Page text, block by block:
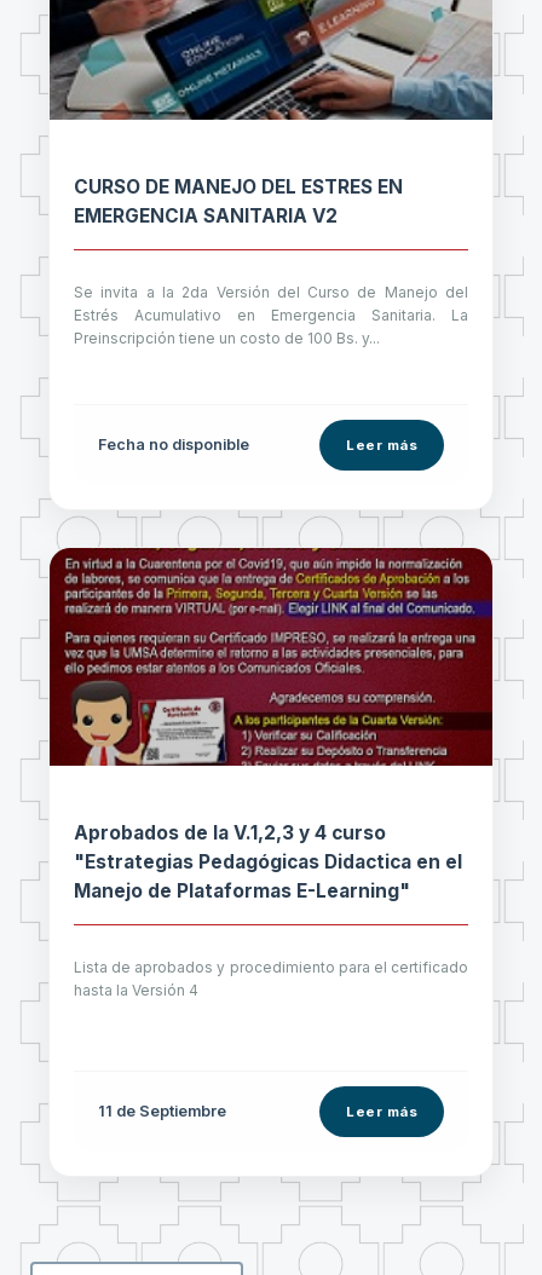
CURSO DE MANEJO DEL ESTRES EN
EMERGENCIA SANITARIA V2
Se invita a la 2da Versión del Curso de Manejo del
Estrés Acumulativo en Emergencia Sanitaria. La
Preinscripción tiene un costo de 100 Bs. y...
Fecha no disponible Leer más
Aprobados de la V.1,2,3 y 4 curso
"Estrategias Pedagógicas Didactica en el
Manejo de Plataformas E-Learning"
Lista de aprobados y procedimiento para el certificado
hasta la Versión 4
11 de Septiembre Leer más